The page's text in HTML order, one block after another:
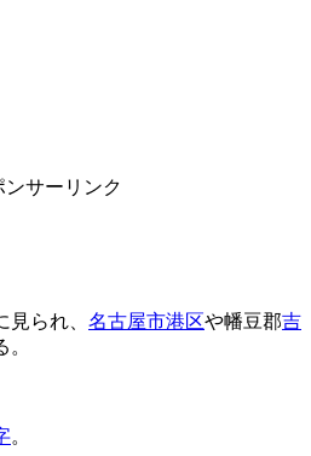
ンサーリンク
られ、 名古屋市港区や幡豆郡吉
。